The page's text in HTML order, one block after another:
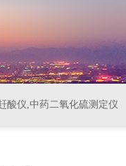
酸仪,中药二氧化硫测定仪